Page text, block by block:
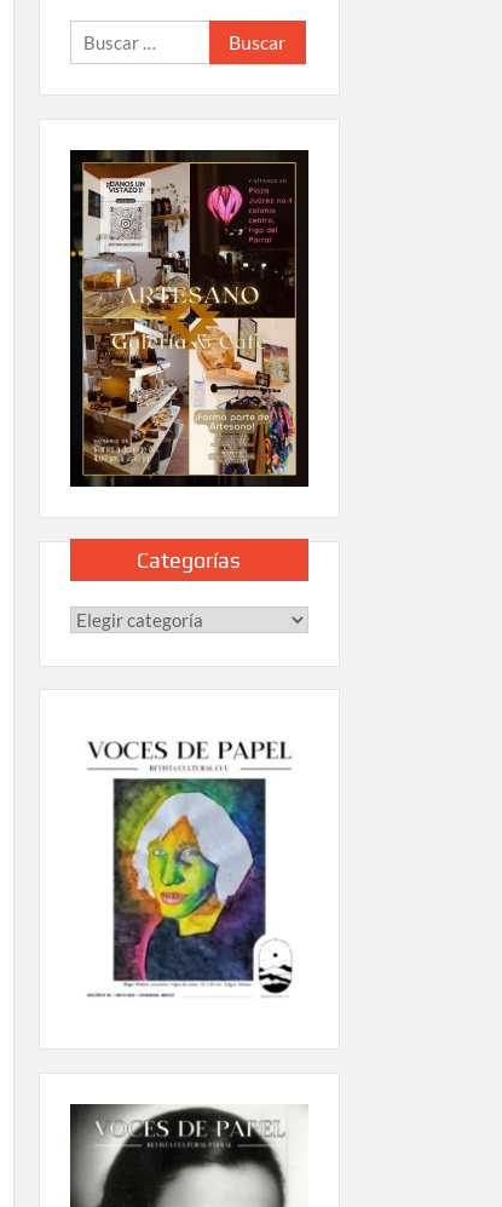
Categorías